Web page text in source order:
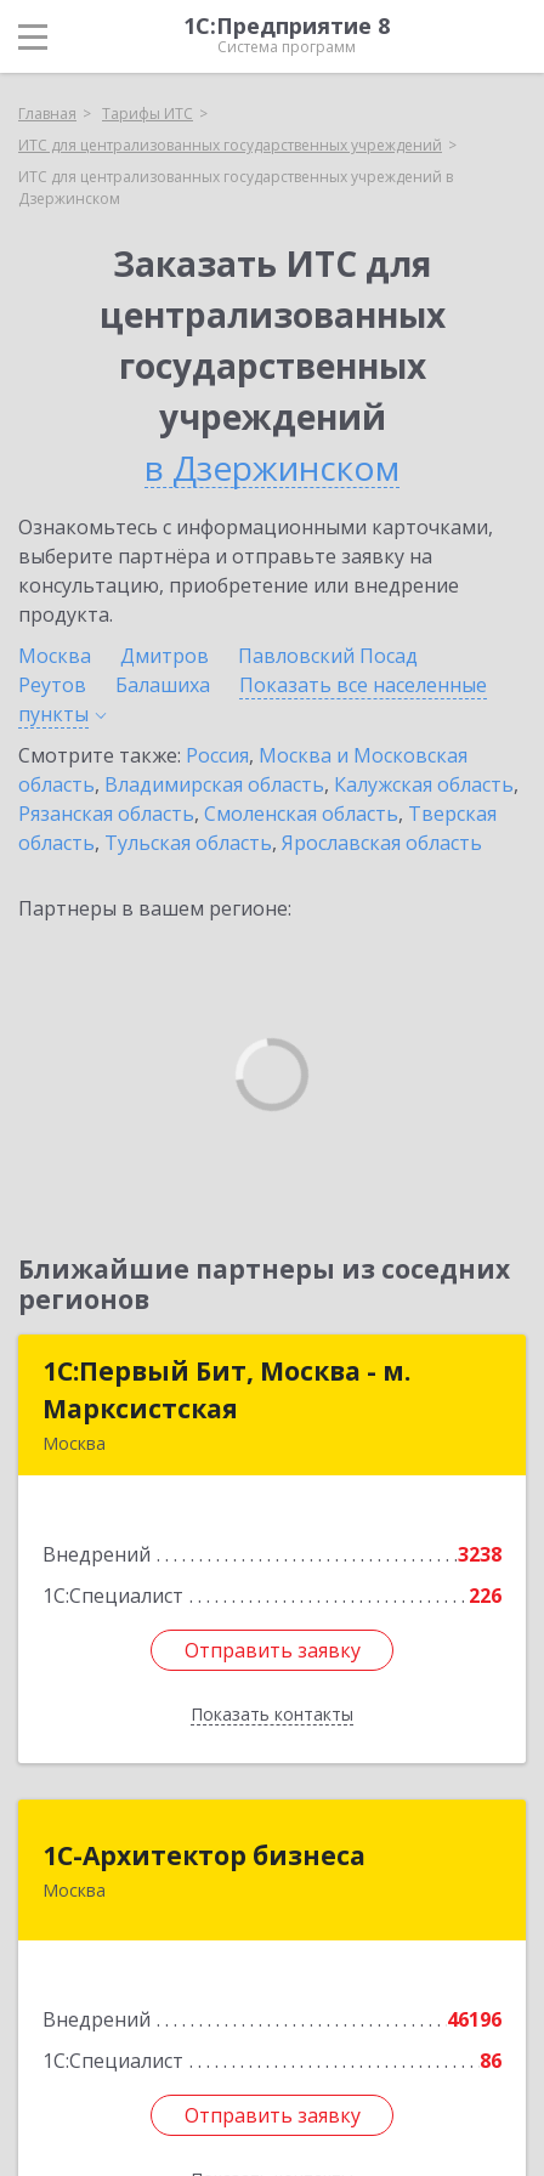
1С:Предприятие 8
Система программ
Главная
Тарифы ИТС
ИТС для централизованных государственных учреждений
ИТС для централизованных государственных учреждений в
Дзержинском
Заказать ИТС для
централизованных
государственных
учреждений
в Дзержинском
Ознакомьтесь с информационными карточками,
выберите партнёра и отправьте заявку на
консультацию, приобретение или внедрение
продукта.
Москва
Дмитров
Павловский Посад
Реутов
Балашиха
Показать все населенные
пункты
Смотрите также: Россия, Москва и Московская
область, Владимирская область, Калужская область,
Рязанская область, Смоленская область, Тверская
область, Тульская область, Ярославская область
Партнеры в вашем регионе:
Ближайшие партнеры из соседних
регионов
1С:Первый Бит, Москва - м.
Марксистская
Москва
Внедрений
3238
1С:Специалист
226
Отправить заявку
Показать контакты
1С:Первый Бит, Москва - м.
Подробнее
Отправить заявку
Назад
1С-Архитектор бизнеса
Москва
Внедрений
46196
1С:Специалист
86
Отправить заявку
1С-Архитектор бизнеса
115114, Москва г, Кожевнический 2-й пер, дом
Отправить заявку